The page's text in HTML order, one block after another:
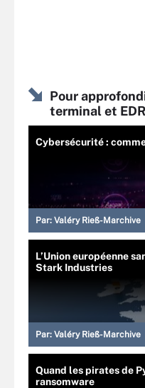
Pour
terminal et EDR
Cybersécurité :
Par: Valéry Rieß-Marchive
L’Union européenne
Stark Industries
Par: Valéry Rieß-Marchive
Quand les pirates de
ransomware